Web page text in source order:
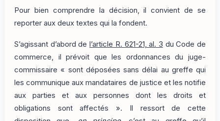
Pour bien comprendre la décision, il convient de se
reporter aux deux textes qui la fondent.
S’agissant d’abord del’article R. 621-21, al. 3 du Code de
commerce, il prévoit que les ordonnances du juge-
commissaire « sont déposées sans délai au greffe qui
les communique aux mandataires de justice et les notifie
aux parties et aux personnes dont les droits et
obligations sont affectés ». Il ressort de cette